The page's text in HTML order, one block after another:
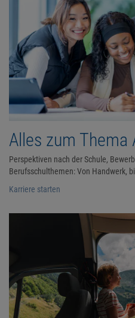
Alles zum Thema
Perspektiven nach der Schule,
Berufsschulthemen: Von Handwerk,
Karriere starten